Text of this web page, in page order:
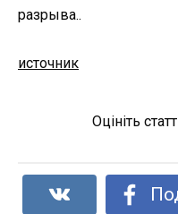
разрыва..
источник
Оцініть